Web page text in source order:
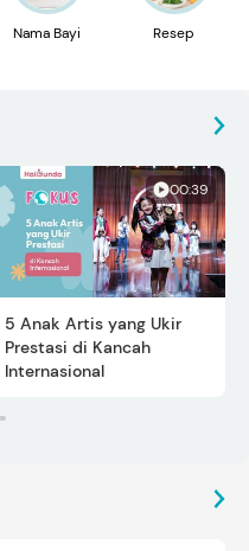
Nama Bayi Resep
00:39
5 Anak Artis yang Ukir
Prestasi di Kancah
Internasional